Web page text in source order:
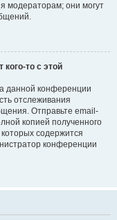
модераторам; они могут
то с этой
данной конференции
отслеживания
Отправьте email-
копией полученного
содержится
конференции